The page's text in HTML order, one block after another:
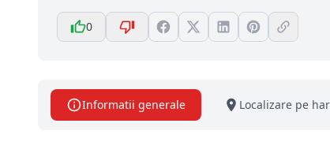
0
Informatii generale Localizare pe